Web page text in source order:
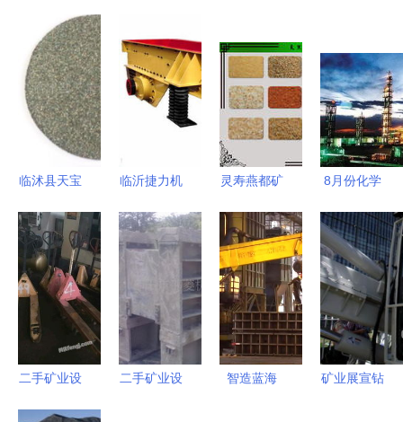
临沭县天宝
非金属矿
产，引领采
矿业绿色发
临沂捷力机
送设备全系
列产品一览
灵寿燕都矿
砂、染色彩
砂与特种矿
物加工专家
8月份化学
增长1.2%
化工产业稳
步回升，支
持工业经济
实现韧性与
转型
二手矿业设
二手矿业设
智造蓝海
矿业展宣钻